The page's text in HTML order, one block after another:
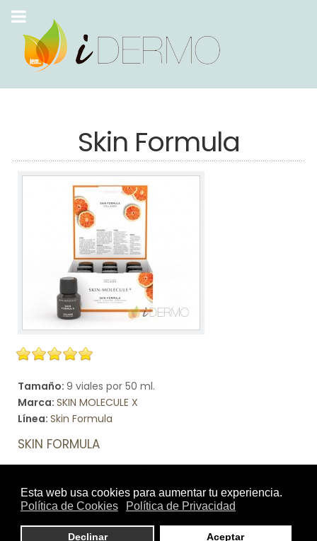
Skin Formula
Tamaño: 9 viales por 50 ml.
Marca: SKIN MOLECULE X
Línea: Skin Formula
SKIN FORMULA
SKIN MOLECULE X es una fórmula bebible con un sabor
exquisito a naranja que actúa desde el interior para lucir
una piel más luminosa y firme y un cabello más fuerte.
Ver producto